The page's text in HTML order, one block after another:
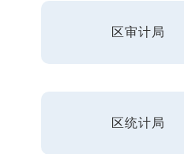
区审计局
区统计局